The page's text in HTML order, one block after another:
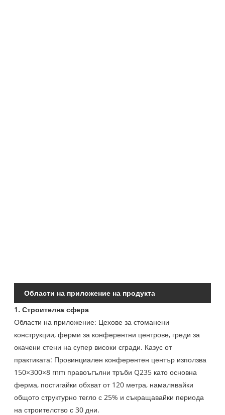
Области на приложение на продукта
1. Строителна сфера
Области на приложение: Цехове за стоманени
конструкции, ферми за конферентни центрове, греди за
окачени стени на супер високи сгради. Казус от
практиката: Провинциален конферентен център използва
150×300×8 mm правоъгълни тръби Q235 като основна
ферма, постигайки обхват от 120 метра, намалявайки
общото структурно тегло с 25% и съкращавайки периода
на строителство с 30 дни.